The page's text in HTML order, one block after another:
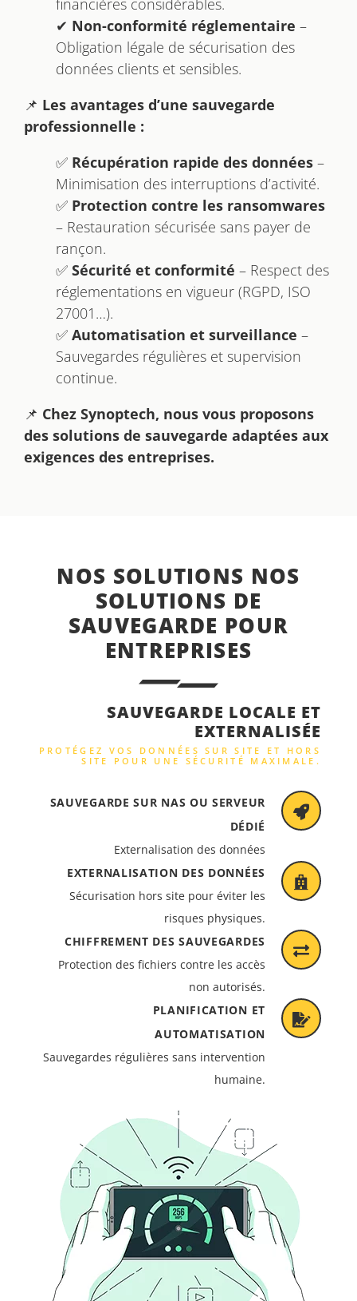
financières considérables.
✔ Non-conformité réglementaire –
Obligation légale de sécurisation des
données clients et sensibles.
📌 Les avantages d’une sauvegarde
professionnelle :
✅ Récupération rapide des données –
Minimisation des interruptions d’activité.
✅ Protection contre les ransomwares
– Restauration sécurisée sans payer de
rançon.
✅ Sécurité et conformité – Respect des
réglementations en vigueur (RGPD, ISO
27001…).
✅ Automatisation et surveillance –
Sauvegardes régulières et supervision
continue.
📌 Chez Synoptech, nous vous proposons
des solutions de sauvegarde adaptées aux
exigences des entreprises.
NOS SOLUTIONS NOS
SOLUTIONS DE
SAUVEGARDE POUR
ENTREPRISES
SAUVEGARDE LOCALE ET
EXTERNALISÉE
PROTÉGEZ VOS DONNÉES SUR SITE ET HORS
SITE POUR UNE SÉCURITÉ MAXIMALE.
SAUVEGARDE SUR NAS OU SERVEUR
DÉDIÉ
Externalisation des données
EXTERNALISATION DES DONNÉES
Sécurisation hors site pour éviter les
risques physiques.
CHIFFREMENT DES SAUVEGARDES
Protection des fichiers contre les accès
non autorisés.
PLANIFICATION ET
AUTOMATISATION
Sauvegardes régulières sans intervention
humaine.